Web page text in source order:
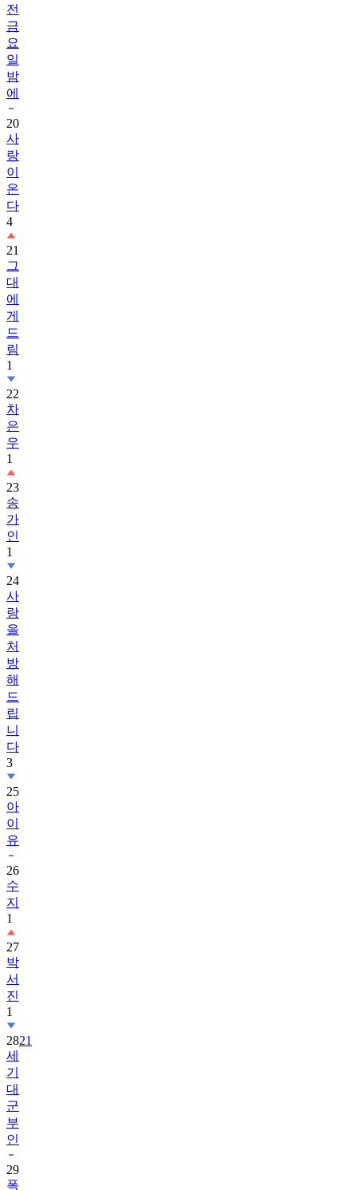
전
금
요
일
밤
에
20
사
랑
이
온
다
4
21
그
대
에
게
드
림
1
22
차
은
우
1
23
송
가
인
1
24
사
랑
을
처
방
해
드
립
니
다
3
25
아
이
유
26
수
지
1
27
박
서
진
1
2821
세
기
대
군
부
인
29
폭